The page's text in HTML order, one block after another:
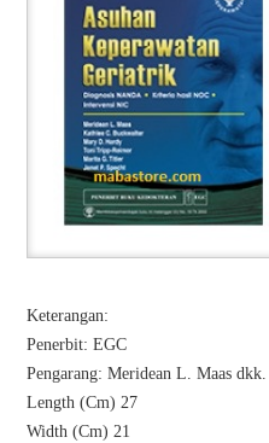
Keterangan:
Penerbit: EGC
Pengarang: Meridean L. Maas dkk.
Length (Cm) 27
Width (Cm) 21